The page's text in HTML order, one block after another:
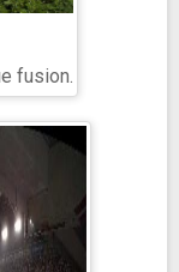
fusion.